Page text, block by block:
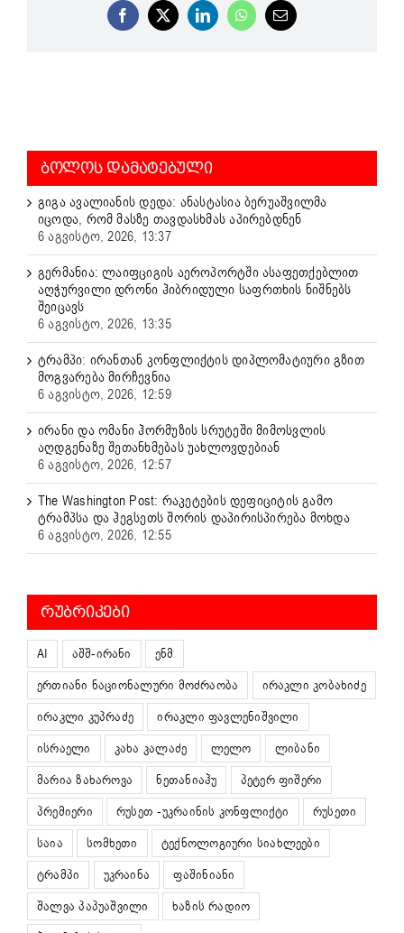
Facebook
X LinkedInWhatsApp
Email
ᲑᲝᲚᲝᲡ ᲓᲐᲛᲐᲢᲔᲑᲣᲚᲘ
გიგა ავალიანის დედა: ანასტასია ბერუაშვილმა
იცოდა, რომ მასზე თავდასხმას აპირებდნენ
6 აგვისტო, 2026, 13:37
გერმანია: ლაიფციგის აეროპორტში ასაფეთქებლით
აღჭურვილი დრონი ჰიბრიდული საფრთხის ნიშნებს
შეიცავს
6 აგვისტო, 2026, 13:35
ტრამპი: ირანთან კონფლიქტის დიპლომატიური გზით
მოგვარება მირჩევნია
6 აგვისტო, 2026, 12:59
ირანი და ომანი ჰორმუზის სრუტეში მიმოსვლის
აღდგენაზე შეთანხმებას უახლოვდებიან
6 აგვისტო, 2026, 12:57
The Washington Post: რაკეტების დეფიციტის გამო
ტრამპსა და ჰეგსეთს შორის დაპირისპირება მოხდა
6 აგვისტო, 2026, 12:55
ᲠᲣᲑᲠᲘᲙᲔᲑᲘ
AI აშშ-ირანი
ენმ
ერთიანი ნაციონალური მოძრაობა
ირაკლი კობახიძე
ირაკლი კუპრაძე
ირაკლი ფავლენიშვილი
ისრაელი
კახა კალაძე ლელო
ლიბანი
მარია ზახაროვა
ნეთანიაჰუ
პეტერ ფიშერი
პრემიერი
რუსეთ -უკრაინის კონფლიქტი
რუსეთი
საია
სომხეთი
ტექნოლოგიური სიახლეები
ტრამპი
უკრაინა
ფაშინიანი
შალვა პაპუაშვილი
ხაზის რადიო